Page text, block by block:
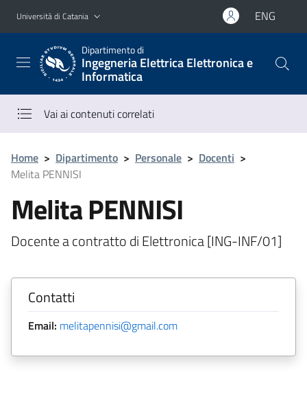
Vai al contenuto principale
Vai al menu di navigazione
Università di Catania ENG
Dipartimento di
Ingegneria Elettrica Elettronica e
Informatica
Vai ai contenuti correlati
Home > Dipartimento > Personale > Docenti >
Melita PENNISI
Melita PENNISI
Docente a contratto di Elettronica [ING-INF/01]
Contatti
Email: melitapennisi@gmail.com